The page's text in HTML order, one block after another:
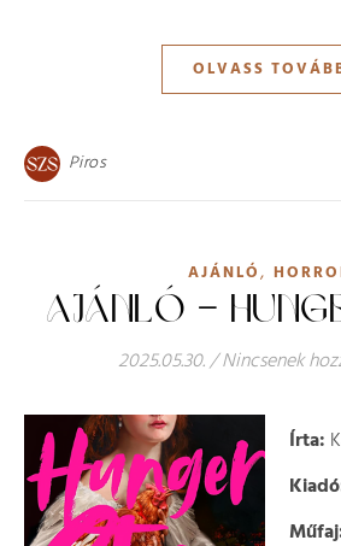
OLVASS
Piros
AJÁNLÓ,
AJÁNLÓ –
2025.05.30./ Nincsenek
Írta: